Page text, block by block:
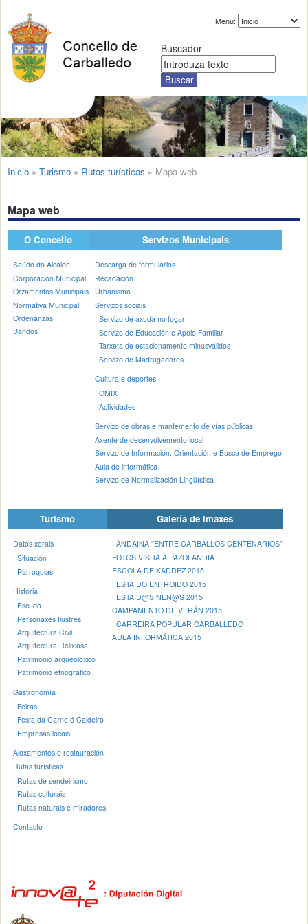
Menu:
Buscador
Inicio » Turismo » Rutas turísticas » Mapa web
Mapa web
O Concello
Saúdo do Alcalde
Corporación Municipal
Orzamentos Municipais
Normativa Municipal
Ordenanzas
Bandos
Servizos Municipais
Descarga de formularios
Recadación
Urbanismo
Servizos sociais
Servizo de axuda no fogar
Servizo de Educación e Apoio Familiar
Tarxeta de estacionamento minusválidos
Servizo de Madrugadores
Cultura e deportes
OMIX
Actividades
Servizo de obras e mantemento de vías públicas
Axente de desenvolvemento local
Servizo de Información, Orientación e Busca de Emprego
Aula de informática
Servizo de Normalización Lingüística
Turismo
Datos xerais
Situación
Parroquias
Historia
Escudo
Personaxes Ilustres
Arquitectura Civil
Arquitectura Relixiosa
Patrimonio arqueolóxico
Patrimonio etnográfico
Gastronomía
Feiras
Festa da Carne ó Caldeiro
Empresas locais
Aloxamentos e restauración
Rutas turísticas
Rutas de sendeirismo
Rutas culturais
Rutas naturais e miradores
Contacto
Galería de imaxes
I ANDAINA "ENTRE CARBALLOS CENTENARIOS"
FOTOS VISITA A PAZOLANDIA
ESCOLA DE XADREZ 2015
FESTA DO ENTROIDO 2015
FESTA D@S NEN@S 2015
CAMPAMENTO DE VERÁN 2015
I CARREIRA POPULAR CARBALLEDO
AULA INFORMÁTICA 2015